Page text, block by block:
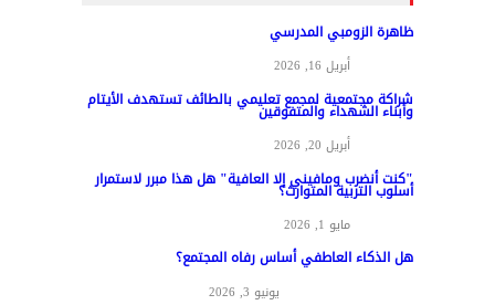
ظاهرة الزومبي المدرسي
أبريل 16, 2026
شراكة مجتمعية لمجمع تعليمي بالطائف تستهدف الأيتام
وأبناء الشهداء والمتفوقين
أبريل 20, 2026
"كنت أنضرب ومافيني إلا العافية" هل هذا مبرر لاستمرار
أسلوب التربية المتوارث؟
مايو 1, 2026
هل الذكاء العاطفي أساس رفاه المجتمع؟
يونيو 3, 2026